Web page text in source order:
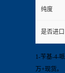
纯度
是否进口
1-苄基-4-
万+现货。